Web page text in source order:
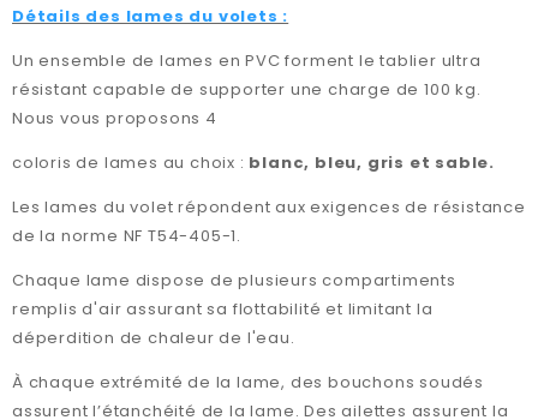
Détails des lames du volets :
Un ensemble de lames en PVC forment le tablier ultra
résistant capable de supporter une charge de 100 kg.
Nous vous proposons 4
coloris de lames au choix : blanc, bleu, gris et sable.
Les lames du volet répondent aux exigences de résistance
de la norme NF T54-405-1.
Chaque lame dispose de plusieurs compartiments
remplis d'air assurant sa flottabilité et limitant la
déperdition de chaleur de l'eau.
À chaque extrémité de la lame, des bouchons soudés
assurent l’étanchéité de la lame. Des ailettes assurent la